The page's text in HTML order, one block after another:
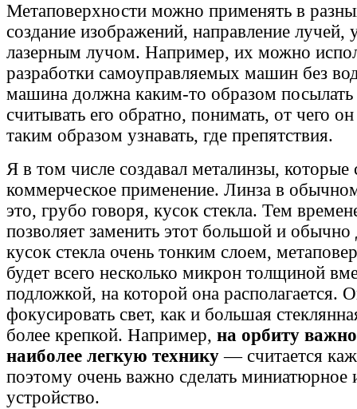
Метаповерхности можно применять в
создание изображений, направление лучей,
лазерным лучом. Например, их можно
разработки самоуправляемых машин без
машина должна каким-то образом посылать
считывать его обратно, понимать, от чего
таким образом узнавать, где препятствия.
Я в том числе создавал металинзы, которые
коммерческое применение. Линза в
это, грубо говоря, кусок стекла. Тем
позволяет заменить этот большой и
кусок стекла очень тонким слоем,
будет всего несколько микрон толщиной
подложкой, на которой она располагается.
фокусировать свет, как и большая
более крепкой. Например, на орбиту
наиболее легкую технику — считается
поэтому очень важно сделать миниатюрное
устройство.